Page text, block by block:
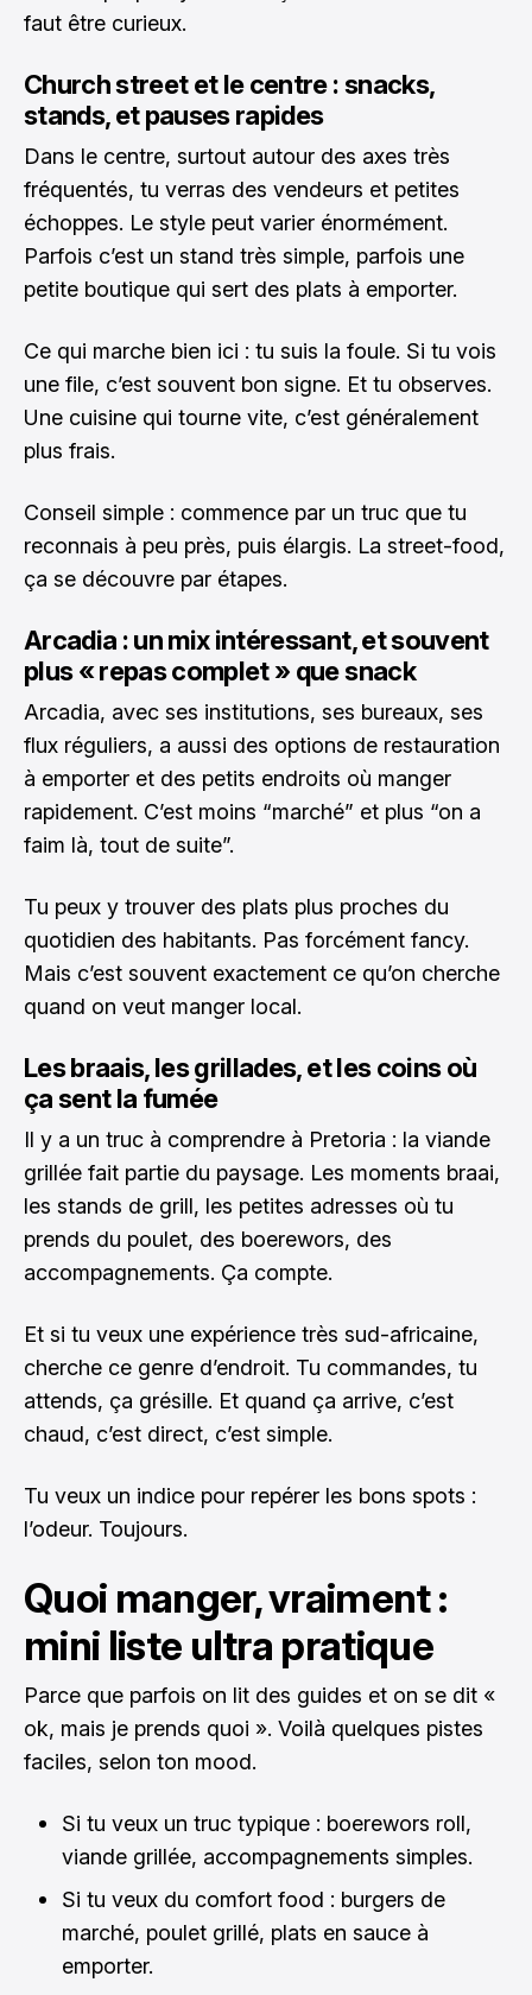
faut être curieux.
Church street et le centre : snacks,
stands, et pauses rapides
Dans le centre, surtout autour des axes très
fréquentés, tu verras des vendeurs et petites
échoppes. Le style peut varier énormément.
Parfois c’est un stand très simple, parfois une
petite boutique qui sert des plats à emporter.
Ce qui marche bien ici : tu suis la foule. Si tu vois
une file, c’est souvent bon signe. Et tu observes.
Une cuisine qui tourne vite, c’est généralement
plus frais.
Conseil simple : commence par un truc que tu
reconnais à peu près, puis élargis. La street-food,
ça se découvre par étapes.
Arcadia : un mix intéressant, et souvent
plus « repas complet » que snack
Arcadia, avec ses institutions, ses bureaux, ses
flux réguliers, a aussi des options de restauration
à emporter et des petits endroits où manger
rapidement. C’est moins “marché” et plus “on a
faim là, tout de suite”.
Tu peux y trouver des plats plus proches du
quotidien des habitants. Pas forcément fancy.
Mais c’est souvent exactement ce qu’on cherche
quand on veut manger local.
Les braais, les grillades, et les coins où
ça sent la fumée
Il y a un truc à comprendre à Pretoria : la viande
grillée fait partie du paysage. Les moments braai,
les stands de grill, les petites adresses où tu
prends du poulet, des boerewors, des
accompagnements. Ça compte.
Et si tu veux une expérience très sud-africaine,
cherche ce genre d’endroit. Tu commandes, tu
attends, ça grésille. Et quand ça arrive, c’est
chaud, c’est direct, c’est simple.
Tu veux un indice pour repérer les bons spots :
l’odeur. Toujours.
Quoi manger, vraiment :
mini liste ultra pratique
Parce que parfois on lit des guides et on se dit «
ok, mais je prends quoi ». Voilà quelques pistes
faciles, selon ton mood.
Si tu veux un truc typique : boerewors roll,
viande grillée, accompagnements simples.
Si tu veux du comfort food : burgers de
marché, poulet grillé, plats en sauce à
emporter.